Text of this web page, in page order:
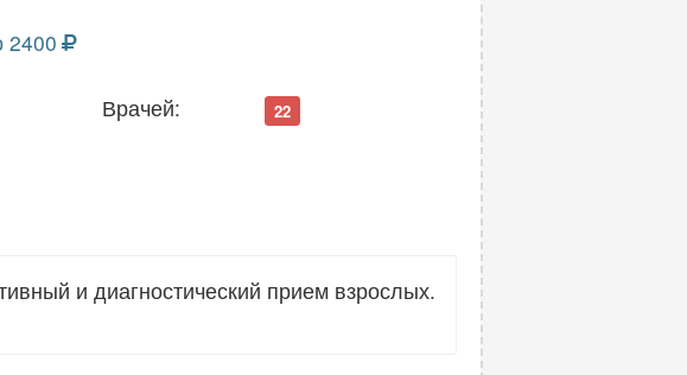
2400
Врачей: 22
и диагностический прием взрослых.